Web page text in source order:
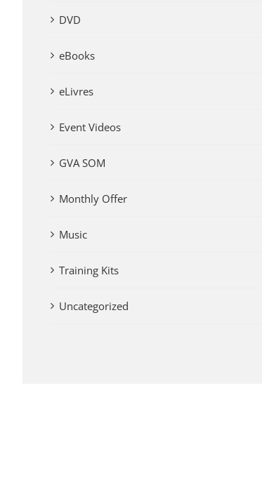
DVD
eBooks
eLivres
Event Videos
GVA SOM
Monthly Offer
Music
Training Kits
Uncategorized